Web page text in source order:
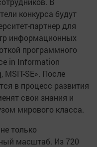
конкурса будут
партнер для
информационных
программного
in Information
MSIT-SE». После
в процесс развития
свои знания и
мирового класса.
только
масштаб. Из 720